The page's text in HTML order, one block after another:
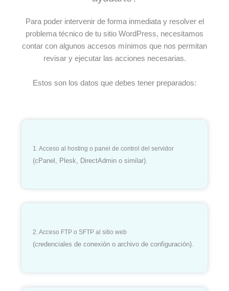
Para poder intervenir de forma inmediata y resolver el
problema técnico de tu sitio WordPress, necesitamos
contar con algunos accesos mínimos que nos permitan
revisar y ejecutar las acciones necesarias.
Estos son los datos que debes tener preparados:
1. Acceso al hosting o panel de control del servidor
(cPanel, Plesk, DirectAdmin o similar).
2. Acceso FTP o SFTP al sitio web
(credenciales de conexión o archivo de configuración).